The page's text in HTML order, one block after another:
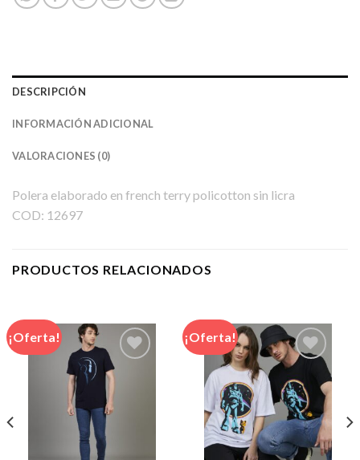
DESCRIPCIÓN
INFORMACIÓN ADICIONAL
VALORACIONES (0)
Polera elaborado en french terry policotton sin licra
COD: 12697
PRODUCTOS RELACIONADOS
¡Oferta! ¡Oferta!